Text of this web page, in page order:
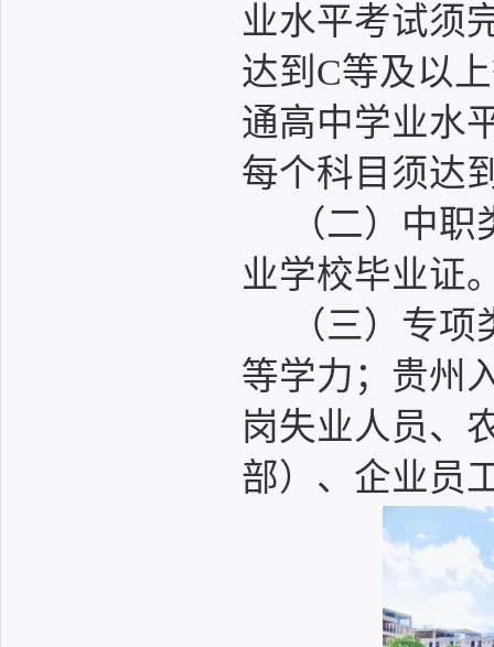
业水平考试须
达到C等及以
通高中学业水
每个科目须达
（二）中
业学校毕业证
（三）专
等学力；贵州
岗失业人员、
部）、企业员